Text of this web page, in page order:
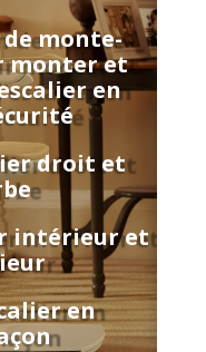
monte-
monter et
en
droit et
intérieur et
en